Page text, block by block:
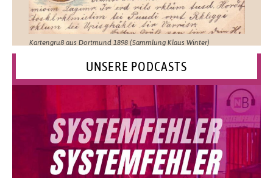
Kartengruß aus Dortmund 1898 (Sammlung Klaus Winter)
UNSERE PODCASTS